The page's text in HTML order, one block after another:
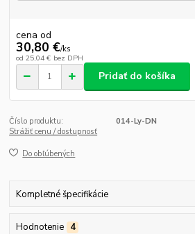
cena od
30,80 €/ks
od 25,04 € bez DPH
Pridať do košíka
Číslo produktu:
014-Ly-DN
Strážiť cenu / dostupnosť
Do obľúbených
Kompletné špecifikácie
Hodnotenie 4